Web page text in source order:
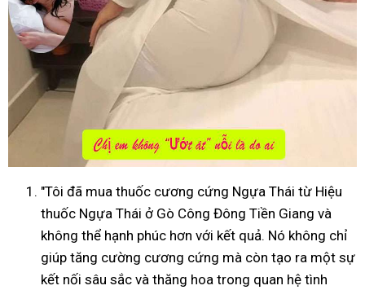
"Tôi đã mua thuốc cương cứng Ngựa Thái từ Hiệu
thuốc Ngựa Thái ở Gò Công Đông Tiền Giang và
không thể hạnh phúc hơn với kết quả. Nó không chỉ
giúp tăng cường cương cứng mà còn tạo ra một sự
kết nối sâu sắc và thăng hoa trong quan hệ tình